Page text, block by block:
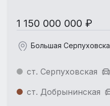
1 150 000 000 ₽
Большая
ст. Серпуховская
ст. Добрынинская